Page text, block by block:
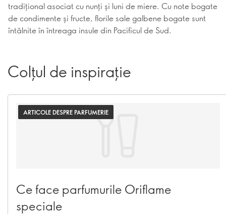
tradițional asociat cu nunți și luni de miere. Cu note bogate
de condimente și fructe, florile sale galbene bogate sunt
întâlnite în întreaga insule din Pacificul de Sud.
Colțul de inspirație
ARTICOLE DESPRE PARFUMERIE
Ce face parfumurile Oriflame
speciale